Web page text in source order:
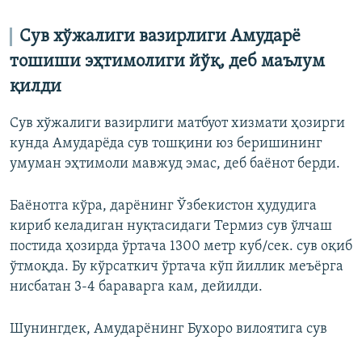
Сув хўжалиги вазирлиги Амударё
тошиши эҳтимолиги йўқ, деб маълум
қилди
Сув хўжалиги вазирлиги матбуот хизмати ҳозирги
кунда Амударёда сув тошқини юз беришининг
умуман эҳтимоли мавжуд эмас, деб баёнот берди.
Баёнотга кўра, дарёнинг Ўзбекистон ҳудудига
кириб келадиган нуқтасидаги Термиз сув ўлчаш
постида ҳозирда ўртача 1300 метр куб/сек. сув оқиб
ўтмоқда. Бу кўрсаткич ўртача кўп йиллик меъёрга
нисбатан 3-4 бараварга кам, дейилди.
Шунингдек, Амударёнинг Бухоро вилоятига сув